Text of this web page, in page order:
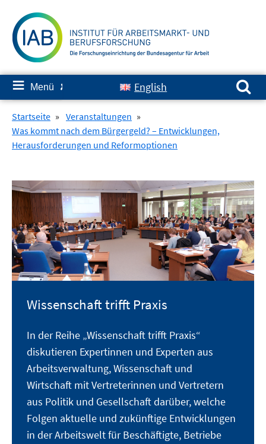
zum
Inhalt
≡ Menü ✘ English
Suchen nach:
Startseite » Veranstaltungen »
Was kommt nach dem Bürgergeld? – Entwicklungen,
Herausforderungen und Reformoptionen
Wissenschaft trifft Praxis
In der Reihe „Wissenschaft trifft Praxis“
diskutieren Expertinnen und Experten aus
Arbeitsverwaltung, Wissenschaft und
Wirtschaft mit Vertreterinnen und Vertretern
aus Politik und Gesellschaft darüber, welche
Folgen aktuelle und zukünftige Entwicklungen
in der Arbeitswelt für Beschäftigte, Betriebe